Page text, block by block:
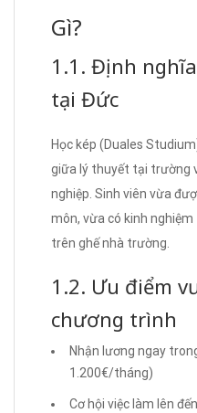
Gì?
1.1. Định
tại Đức
Học kép (Duales
giữa lý thuyết tại trường
nghiệp. Sinh viên vừa
môn, vừa có kinh
trên ghế nhà trường.
1.2. Ưu điểm
chương trình
Nhận lương ngay
1.200€/tháng)
Cơ hội việc làm lên